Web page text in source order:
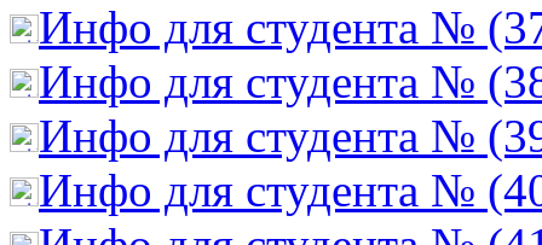
Инфо для студента №
Инфо для студента №
Инфо для студента №
Инфо для студента №